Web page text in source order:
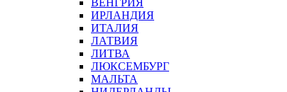
ВЕНГРИЯ
ИРЛАНДИЯ
ИТАЛИЯ
ЛАТВИЯ
ЛИТВА
ЛЮКСЕМБУРГ
МАЛЬТА